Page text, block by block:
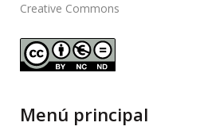
Creative Commons
Menú principal